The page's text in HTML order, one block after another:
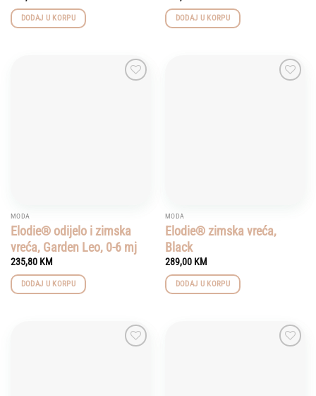
DODAJ U KORPU DODAJ U KORPU
MODA
Elodie® odijelo i zimska
vreća, Garden Leo, 0-6 mj
235,80 KM
DODAJ U KORPU
MODA
Elodie® zimska vreća,
Black
289,00 KM
DODAJ U KORPU